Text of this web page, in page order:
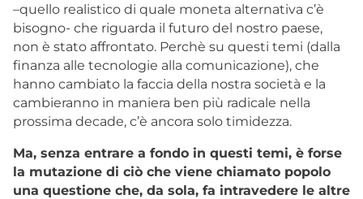
–quello realistico di quale moneta alternativa c’è
bisogno- che riguarda il futuro del nostro paese,
non è stato affrontato. Perchè su questi temi (dalla
finanza alle tecnologie alla comunicazione), che
hanno cambiato la faccia della nostra società e la
cambieranno in maniera ben più radicale nella
prossima decade, c’è ancora solo timidezza.
Ma, senza entrare a fondo in questi temi, è forse
la mutazione di ciò che viene chiamato popolo
una questione che, da sola, fa intravedere le altre